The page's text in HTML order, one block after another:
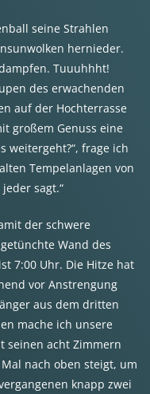
seine Strahlen
hernieder.
Tuuuhhht!
des erwachenden
auf der Hochterrasse
großem Genuss eine
weitergeht?“, frage ich
Tempelanlagen von
sagt.“
der schwere
Wand des
7:00 Uhr. Die Hitze hat
vor Anstrengung
aus dem dritten
mache ich unsere
seinen acht Zimmern
nach oben steigt, um
knapp zwei